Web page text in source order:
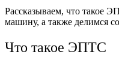
Рассказываем, что такое
машину, а также делимся
Что такое ЭПТС